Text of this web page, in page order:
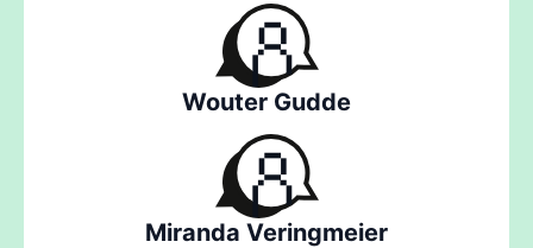
Wouter Gudde
Miranda Veringmeier